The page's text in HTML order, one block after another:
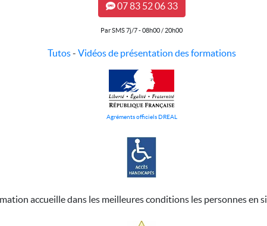
07 83 52 06 33
Par SMS 7j/7 - 08h00 / 20h00
Tutos- Vidéos de présentation des formations
Agréments officiels DREAL
accueille dans les meilleures conditions les personnes en